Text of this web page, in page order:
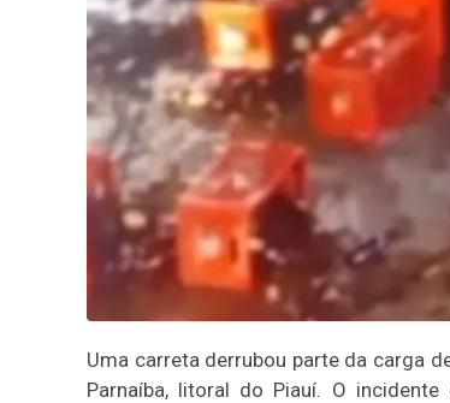
Uma carreta derrubou parte da carga
Parnaíba, litoral do Piauí. O